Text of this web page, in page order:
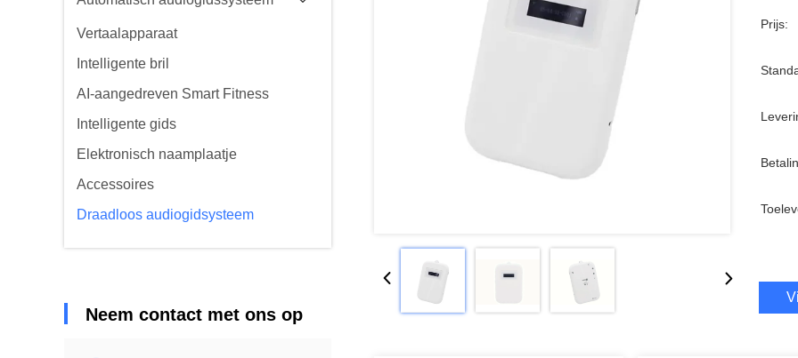
Vertaalapparaat
Intelligente bril
AI-aangedreven Smart Fitness
Intelligente gids
Elektronisch naamplaatje
Accessoires
Draadloos audiogidsysteem
Neem contact met ons op
Prijs: